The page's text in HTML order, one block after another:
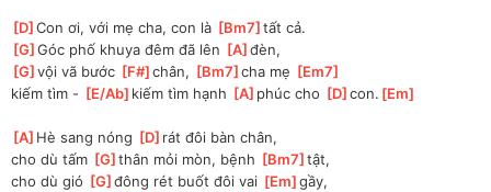
[D ]
Con ơi, với mẹ cha, con là [Bm7 ]tất cả.
[G ]
Góc phố khuya đêm đã lên [A ]
đèn,
[G ]
vội vã bước [F# ]
chân, [Bm7 ]
cha mẹ [Em7
kiếm tìm - [E/Ab ]kiếm tìm hạnh [A ]phúc cho [D ]
con. [Em
[A ]Hè sang nóng [D ]rát đôi bàn chân,
cho dù tấm [G ]thân mỏi mòn, bệnh [Bm7 ]tật,
cho dù gió [G ]
đông rét buốt đôi vai [Em ]
gầy,